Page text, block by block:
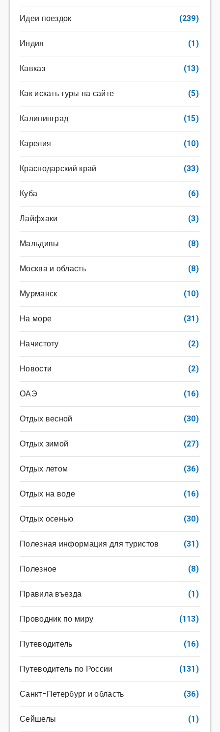
Идеи поездок (239)
Индия (1)
Кавказ (13)
Как искать туры на сайте (5)
Калининград (15)
Карелия (10)
Краснодарский край (33)
Куба (6)
Лайфхаки (3)
Мальдивы (8)
Москва и область (8)
Мурманск (10)
На море (31)
Начистоту (2)
Новости (2)
ОАЭ (16)
Отдых весной (30)
Отдых зимой (27)
Отдых летом (36)
Отдых на воде (16)
Отдых осенью (30)
Полезная информация для туристов (31)
Полезное (8)
Правила въезда (1)
Проводник по миру (113)
Путеводитель (16)
Путеводитель по России (131)
Санкт-Петербург и область (36)
Сейшелы (1)